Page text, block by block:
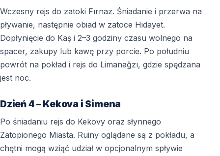
Wczesny rejs do zatoki Fırnaz. Śniadanie i przerwa na
pływanie, następnie obiad w zatoce Hidayet.
Dopłynięcie do Kaş i 2–3 godziny czasu wolnego na
spacer, zakupy lub kawę przy porcie. Po południu
powrót na pokład i rejs do Limanağzı, gdzie spędzana
jest noc.
Dzień 4 – Kekova i Simena
Po śniadaniu rejs do Kekovy oraz słynnego
Zatopionego Miasta. Ruiny oglądane są z pokładu, a
chętni mogą wziąć udział w opcjonalnym spływie